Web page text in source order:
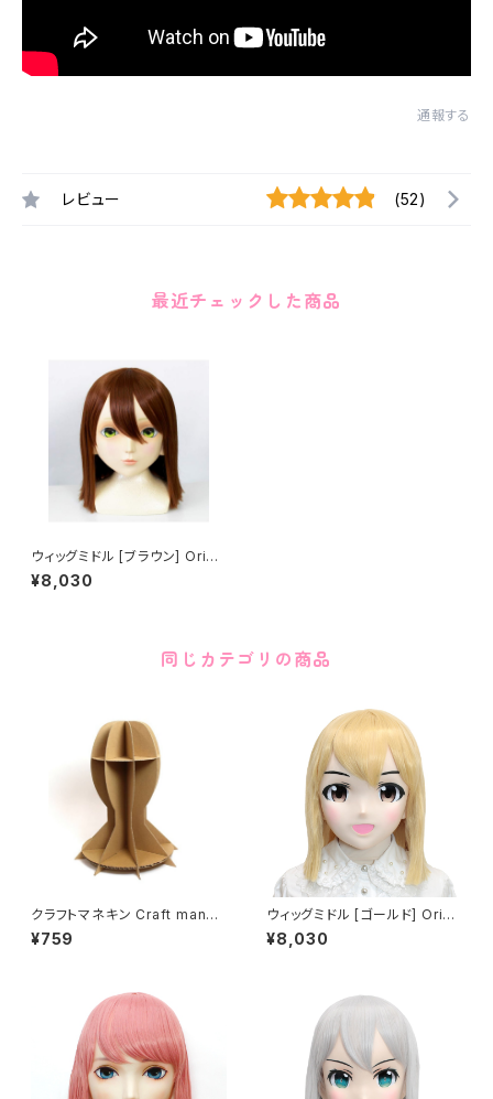
通報する
レビュー (52)
最近チェックした商品
ウィッグミドル [ブラウン] Origi
nal Wig Middle Brown
¥8,030
同じカテゴリの商品
クラフトマネキン Craft manne
quin
¥759
ウィッグミドル [ゴールド] Origi
nal Wig Middle Gold
¥8,030